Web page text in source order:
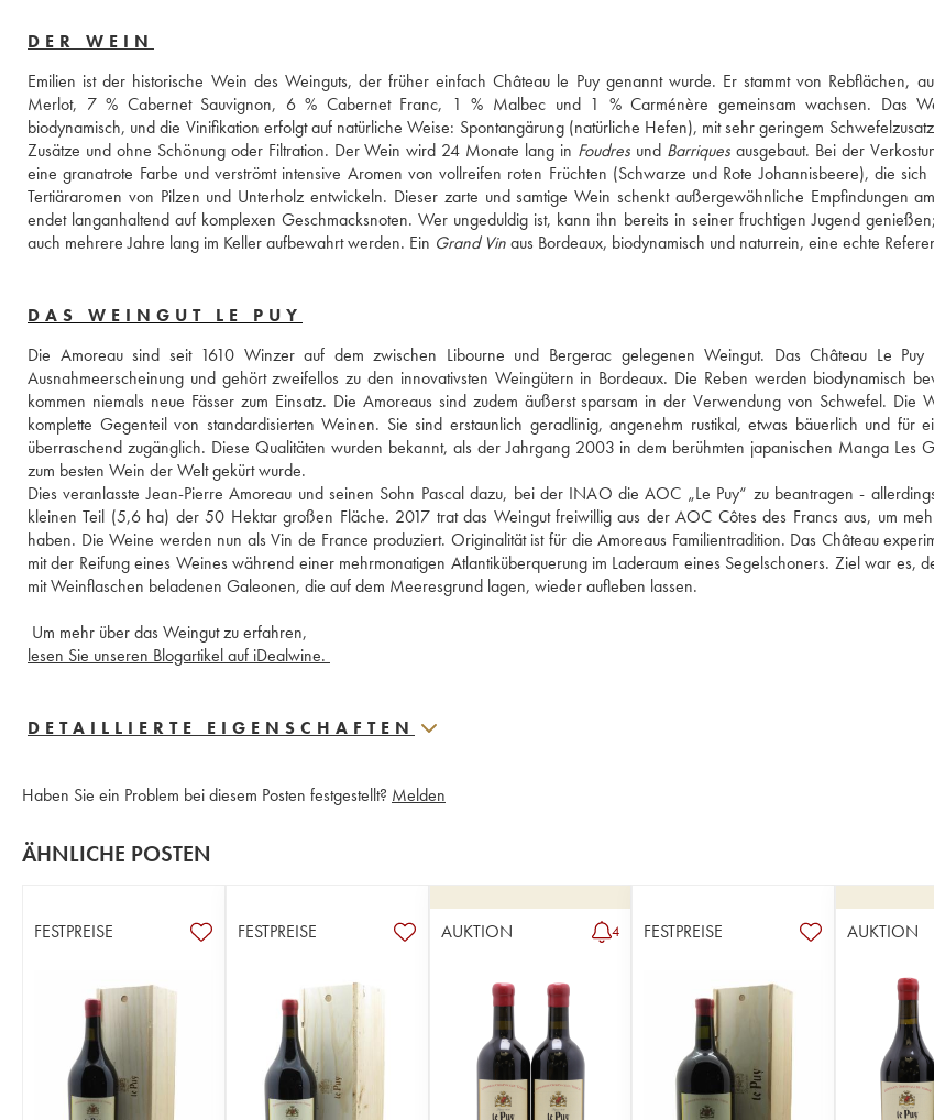
DER WEIN
Emilien ist der historische Wein des Weinguts, der früher einfach Château le Puy genannt wurde. Er stammt von Rebflächen,
Merlot, 7 % Cabernet Sauvignon, 6 % Cabernet Franc, 1 % Malbec und 1 % Carménère gemeinsam wachsen. Das
biodynamisch, und die Vinifikation erfolgt auf natürliche Weise: Spontangärung (natürliche Hefen), mit sehr geringem
Zusätze und ohne Schönung oder Filtration. Der Wein wird 24 Monate lang in Foudres und Barriques ausgebaut. Bei der
eine granatrote Farbe und verströmt intensive Aromen von vollreifen roten Früchten (Schwarze und Rote Johannisbeere), die
Tertiäraromen von Pilzen und Unterholz entwickeln. Dieser zarte und samtige Wein schenkt außergewöhnliche Empfindungen
endet langanhaltend auf komplexen Geschmacksnoten. Wer ungeduldig ist, kann ihn bereits in seiner fruchtigen Jugend
auch mehrere Jahre lang im Keller aufbewahrt werden. Ein Grand Vin aus Bordeaux, biodynamisch und naturrein, eine echte
DAS WEINGUT LE PUY
Die Amoreau sind seit 1610 Winzer auf dem zwischen Libourne und Bergerac gelegenen Weingut. Das Château Le Puy
Ausnahmeerscheinung und gehört zweifellos zu den innovativsten Weingütern in Bordeaux. Die Reben werden biodynamisch
kommen niemals neue Fässer zum Einsatz. Die Amoreaus sind zudem äußerst sparsam in der Verwendung von Schwefel. Die
komplette Gegenteil von standardisierten Weinen. Sie sind erstaunlich geradlinig, angenehm rustikal, etwas bäuerlich und für
überraschend zugänglich. Diese Qualitäten wurden bekannt, als der Jahrgang 2003 in dem berühmten japanischen Manga Les
zum besten Wein der Welt gekürt wurde.
Dies veranlasste Jean-Pierre Amoreau und seinen Sohn Pascal dazu, bei der INAO die AOC „Le Puy“ zu beantragen -
kleinen Teil (5,6 ha) der 50 Hektar großen Fläche. 2017 trat das Weingut freiwillig aus der AOC Côtes des Francs aus, um
haben. Die Weine werden nun als Vin de France produziert. Originalität ist für die Amoreaus Familientradition. Das Château
mit der Reifung eines Weines während einer mehrmonatigen Atlantiküberquerung im Laderaum eines Segelschoners. Ziel war es,
Um mehr über das Weingut zu erfahren,
DETAILLIERTE EIGENSCHAFTEN
Haben Sie ein Problem bei diesem Posten festgestellt? Melden
ÄHNLICHE POSTEN
FESTPREISE FESTPREISE AUKTION 4 FESTPREISE AUKTION